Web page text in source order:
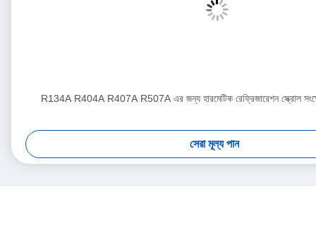
R134A R404A R407A R507A এর জন্য হারমেটিক রেফ্রিজারেশন স্ক্রোল
সেরা মূল্য পান